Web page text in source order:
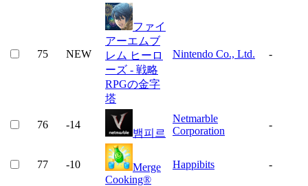
75 NEW
ファイ
アーエムブ
レム ヒーロ
ーズ - 戦略
RPGの金字
塔
Nintendo Co., Ltd. -
76 -14
뱀피르
Netmarble
Corporation
-
77 -10
Merge
Cooking®
Happibits -